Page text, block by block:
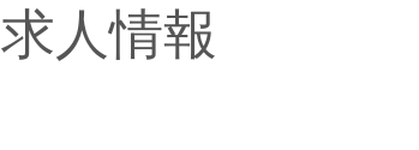
求人情報